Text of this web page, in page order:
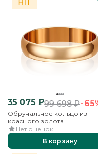
35 075 ₽99 698₽-
Обручальное кольцо из
красного золота
Нет оценок
В корзину